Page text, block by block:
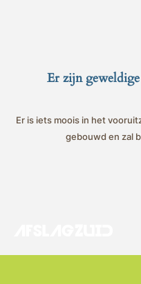
Er zijn geweldige
Er is iets moois in het
gebouwd en zal